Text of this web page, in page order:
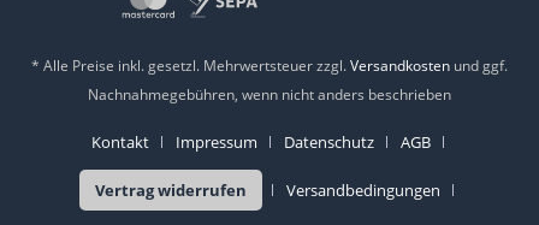
* Alle Preise inkl. gesetzl. Mehrwertsteuer zzgl.Versandkosten und ggf.
Nachnahmegebühren, wenn nicht anders beschrieben
Kontakt Impressum Datenschutz AGB
Vertrag widerrufen Versandbedingungen